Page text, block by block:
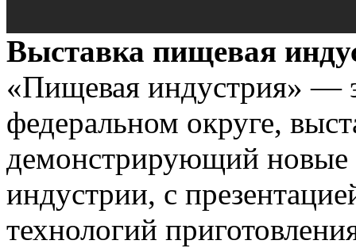
Выставка пищевая
«Пищевая индустрия» —
федеральном округе,
демонстрирующий новые
индустрии, с
технологий